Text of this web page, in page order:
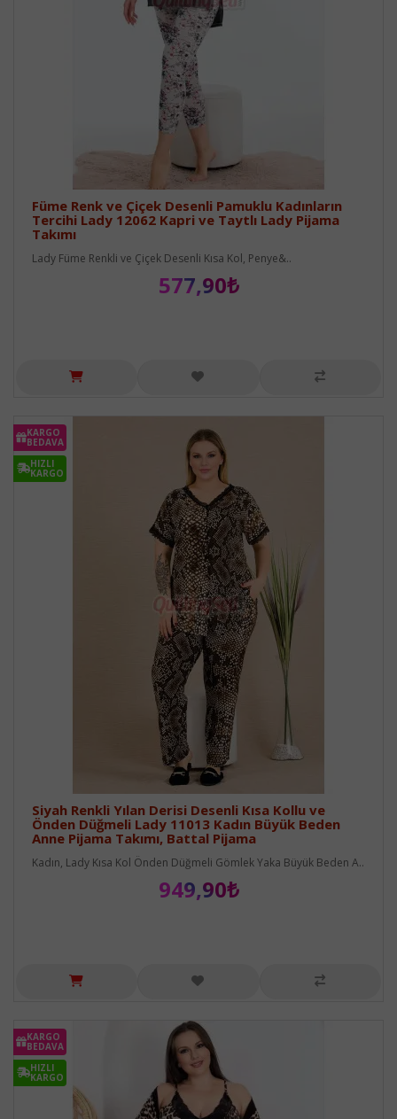
Füme Renk ve Çiçek Desenli Pamuklu Kadınların
Tercihi Lady 12062 Kapri ve Taytlı Lady Pijama
Takımı
Lady Füme Renkli ve Çiçek Desenli Kısa Kol, Penye&..
577,90₺
KARGO
BEDAVA
HIZLI
KARGO
Siyah Renkli Yılan Derisi Desenli Kısa Kollu ve
Önden Düğmeli Lady 11013 Kadın Büyük Beden
Anne Pijama Takımı, Battal Pijama
Kadın, Lady Kısa Kol Önden Düğmeli Gömlek Yaka Büyük Beden A..
949,90₺
KARGO
BEDAVA
HIZLI
KARGO